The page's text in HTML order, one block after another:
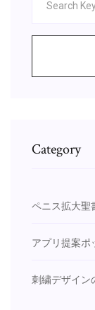
Category
ペニス拡大聖
アプリ提案ポ
刺繍デザイン